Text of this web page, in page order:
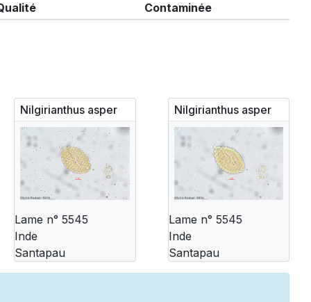
Contaminée
Nilgirianthus asper
Lame n° 5545
Inde
Santapau
Nilgirianthus asper
Lame n° 5545
Inde
Santapau